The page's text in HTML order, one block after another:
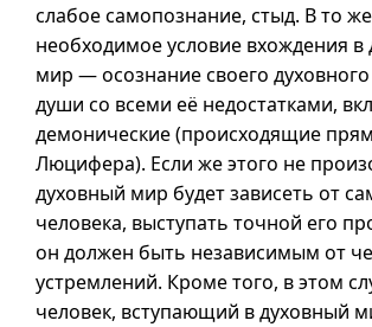
слабое самопознание, стыд. В то
необходимое условие вхождения в
мир — осознание своего
души со всеми её недостатками,
демонические (происходящие
Люцифера). Если же этого не
духовный мир будет зависеть от
человека, выступать точной его
он должен быть независимым от
устремлений. Кроме того, в этом
человек, вступающий в духовный